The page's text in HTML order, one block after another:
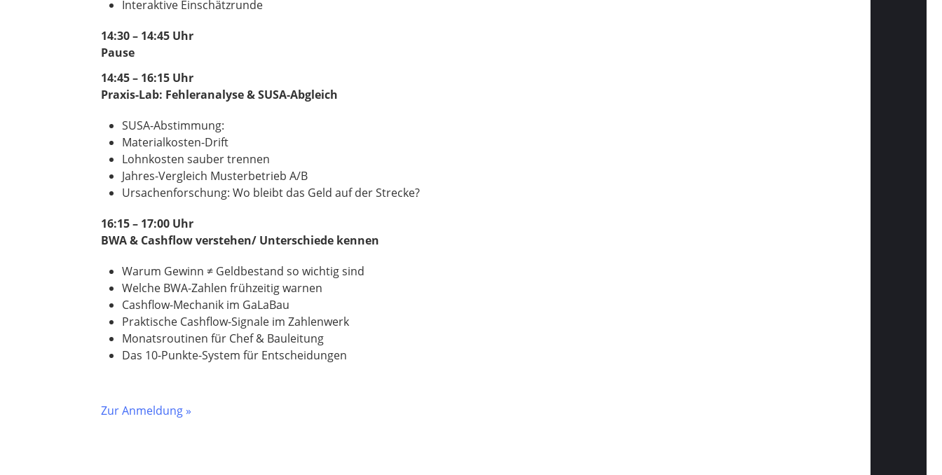
Interaktive Einschätzrunde
14:30 – 14:45 Uhr
Pause
14:45 – 16:15 Uhr
Praxis-Lab: Fehleranalyse & SUSA-Abgleich
SUSA-Abstimmung:
Materialkosten-Drift
Lohnkosten sauber trennen
Jahres-Vergleich Musterbetrieb A/B
Ursachenforschung: Wo bleibt das Geld auf der Strecke?
16:15 – 17:00 Uhr
BWA & Cashflow verstehen/ Unterschiede kennen
Warum Gewinn ≠ Geldbestand so wichtig sind
Welche BWA-Zahlen frühzeitig warnen
Cashflow-Mechanik im GaLaBau
Praktische Cashflow-Signale im Zahlenwerk
Monatsroutinen für Chef & Bauleitung
Das 10-Punkte-System für Entscheidungen
Zur Anmeldung »